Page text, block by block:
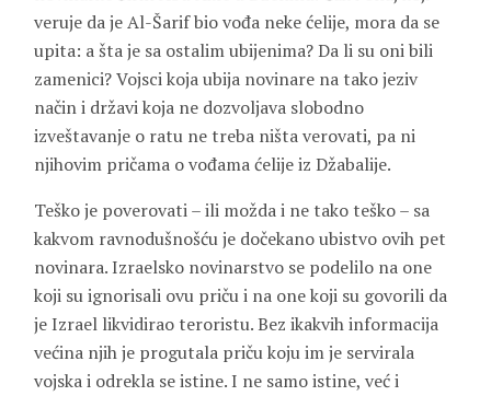
veruje da je Al-Šarif bio vođa neke ćelije, mora da se
upita: a šta je sa ostalim ubijenima? Da li su oni bili
zamenici? Vojsci koja ubija novinare na tako jeziv
način i državi koja ne dozvoljava slobodno
izveštavanje o ratu ne treba ništa verovati, pa ni
njihovim pričama o vođama ćelije iz Džabalije.
Teško je poverovati – ili možda i ne tako teško – sa
kakvom ravnodušnošću je dočekano ubistvo ovih pet
novinara. Izraelsko novinarstvo se podelilo na one
koji su ignorisali ovu priču i na one koji su govorili da
je Izrael likvidirao teroristu. Bez ikakvih informacija
većina njih je progutala priču koju im je servirala
vojska i odrekla se istine. I ne samo istine, već i